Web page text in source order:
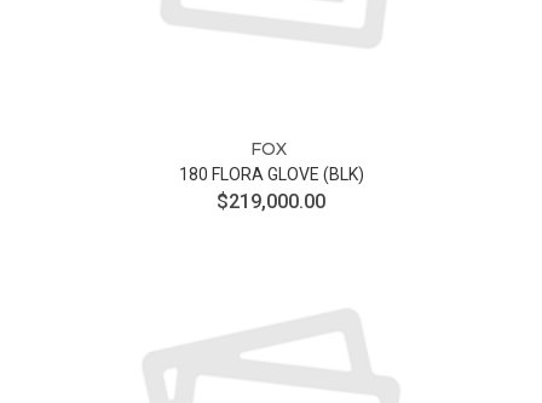
FOX
180 FLORA GLOVE (BLK)
$219,000.00